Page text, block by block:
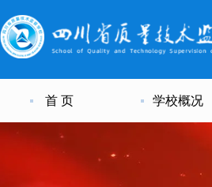
首 页 学校概况